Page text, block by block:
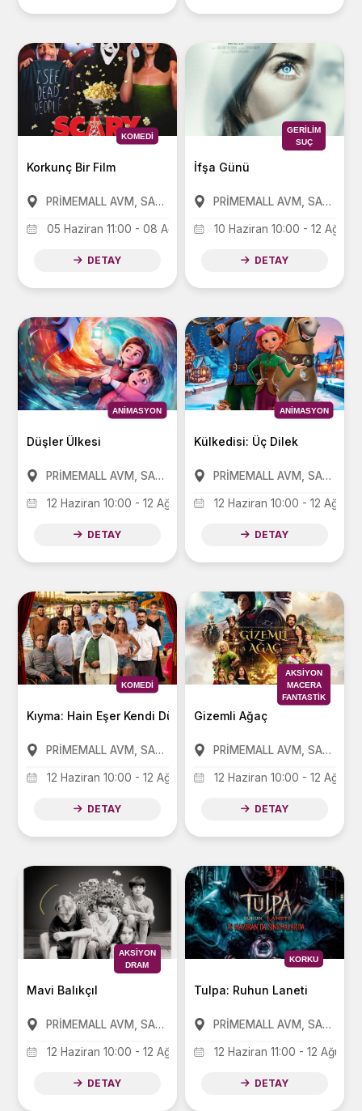
KOMEDI
Korkunç Bir Film
PRİMEMALL AVM, SANKO PARK AVM, FORUM AVM
05 Haziran 11:00 - 08 Ağustos 11:00
DETAY
GERILIM
SUÇ
İfşa Günü
PRİMEMALL AVM, SANKO PARK AVM, FORUM AVM
10 Haziran 10:00 - 12
DETAY
ANIMASYON
Düşler Ülkesi
PRİMEMALL AVM, SANKO PARK AVM, FORUM AVM
12 Haziran 10:00 - 12 Ağustos 17:00
DETAY
ANIMASYON
Külkedisi: Üç Dilek
PRİMEMALL AVM, SANKO PARK AVM, FORUM AVM
12 Haziran 10:00 - 12
DETAY
KOMEDI
Kıyma: Hain Eşer Kendi Düşer
PRİMEMALL AVM, SANKO PARK AVM, FORUM AVM
12 Haziran 10:00 - 12 Ağustos 21:00
DETAY
AKSIYON
MACERA
FANTASTIK
Gizemli Ağaç
PRİMEMALL AVM, SANKO PARK AVM, FORUM AVM
12 Haziran 10:00 - 12
DETAY
AKSIYON
DRAM
Mavi Balıkçıl
PRİMEMALL AVM, SANKO PARK AVM, FORUM AVM
12 Haziran 10:00 - 12 Ağustos 21:00
DETAY
KORKU
Tulpa: Ruhun Laneti
PRİMEMALL AVM, SANKO PARK AVM, FORUM AVM
12 Haziran 11:00 - 12
DETAY